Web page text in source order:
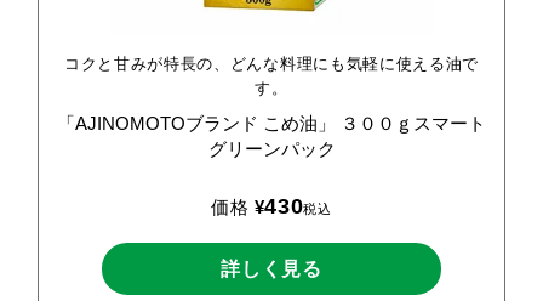
コクと甘みが特長の、どんな料理にも気軽に使える油で
す。
「AJINOMOTOブランド こめ油」
３００ｇスマート
グリーンパック
価格 ¥430税込
詳しく見る